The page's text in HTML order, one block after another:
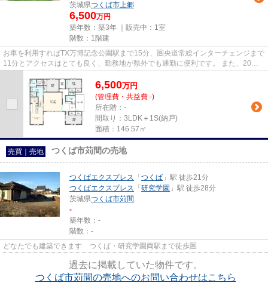
茨城県つくば市上郷
6,500万円
築年数：築3年 ｜販売中： 1室
階数：1階建
お車を利用すればTX万博記念公園駅まで15分、圏央道常総インターチェンジまで
11分とアクセスはとても良く、勤務地が県外でも通勤に便利です。 また、20分
6,500万円
(管理費・共益費 -)
所在階：-
間取り：3LDK＋1S(納戸)
面積：146.57㎡
売買｜売地 つくば市苅間の売地
つくばエクスプレス 「 つくば 」駅 徒歩21分
つくばエクスプレス 「 研究学園 」駅 徒歩28分
茨城県つくば市苅間
-
築年数：-
階数：-
どなたでも建築できます つくば・研究学園両駅まで徒歩圏
過去に掲載していた物件です。
つくば市苅間の売地へのお問い合わせはこちら